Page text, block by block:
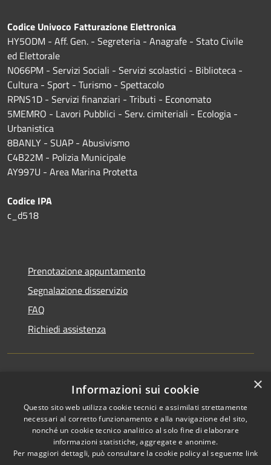
Codice Univoco Fatturazione Elettronica
HY5ODM - Aff. Gen. - Segreteria - Anagrafe - Stato Civile
ed Elettorale
N066PM - Servizi Sociali - Servizi scolastici - Biblioteca -
Cultura - Sport - Turismo - Spettacolo
RPNS1D - Servizi finanziari - Tributi - Economato
5MEMRO - Lavori Pubblici - Serv. cimiteriali - Ecologia -
Urbanistica
8BANLY - SUAP - Abusivismo
C4B22M - Polizia Municipale
AY997U - Area Marina Protetta
Codice IPA
c_d518
Prenotazione appuntamento
Segnalazione disservizio
FAQ
Richiedi assistenza
Amministrazione trasparente
Informativa privacy
Note legali
Dichiarazione di accessibilità
×
Informazioni sui cookie
Questo sito web utilizza cookie tecnici e assimilati strettamente
necessari al corretto funzionamento e alla navigazione del sito,
nonché un cookie tecnico analitico al solo fine di elaborare
informazioni statistiche, aggregate e anonime.
Per maggiori dettagli, può consultare la cookie policy al seguente link